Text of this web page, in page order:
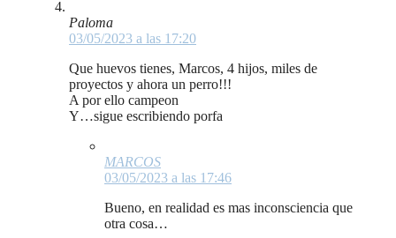
Paloma
03/05/2023 a las 17:20
Que huevos tienes, Marcos, 4 hijos, miles de
proyectos y ahora un perro!!!
A por ello campeon
Y…sigue escribiendo porfa
MARCOS
03/05/2023 a las 17:46
Bueno, en realidad es mas inconsciencia que
otra cosa…